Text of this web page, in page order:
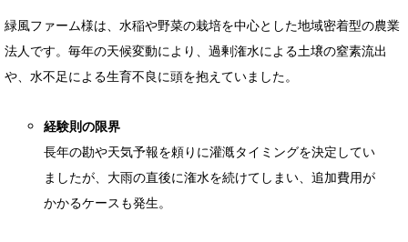
緑風ファーム様は、水稲や野菜の栽培を中心とした地域密着型の農業
法人です。毎年の天候変動により、過剰潅水による土壌の窒素流出
や、水不足による生育不良に頭を抱えていました。
経験則の限界
長年の勘や天気予報を頼りに灌漑タイミングを決定してい
ましたが、大雨の直後に潅水を続けてしまい、追加費用が
かかるケースも発生。